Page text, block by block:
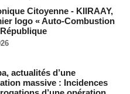
de la médiation sénégalaise
du Sénat, moins de trois
qu’il n’y a « aucune
Citoyenne - KIIRAAY,
logo « Auto-Combustion
actualités d’une
massive : Incidences